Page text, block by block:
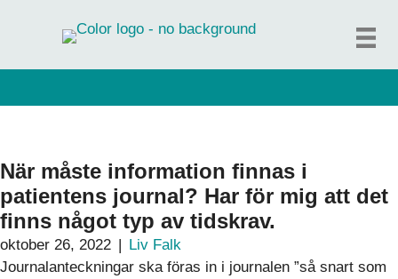
När måste information finnas i
patientens journal? Har för mig att det
finns något typ av tidskrav.
oktober 26, 2022 | Liv Falk
Journalanteckningar ska föras in i journalen ”så snart som